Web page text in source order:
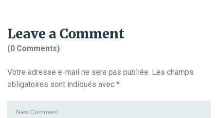
Leave a Comment
(0 Comments)
Votre adresse e-mail ne sera pas publiée. Les champs
obligatoires sont indiqués avec *